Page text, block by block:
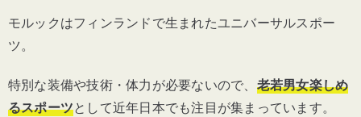
モルックはフィンランドで生まれたユニバーサルスポー
ツ。
特別な装備や技術・体力が必要ないので、 老若男女楽しめ
るスポーツとして近年日本でも注目が集まっています。